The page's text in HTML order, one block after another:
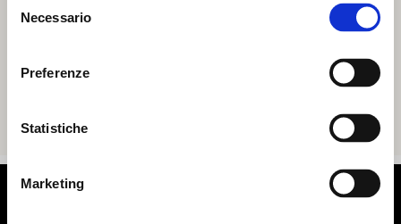
delNecessario
Preferenze
Statistiche
Marketing
Piè di pagina